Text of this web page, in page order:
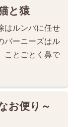
と猿
はルンバに任せ
バーニーズはル
ことごとく鼻で
お便り～